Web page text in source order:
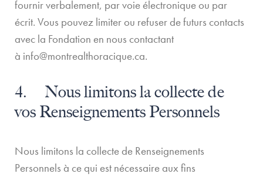
fournir verbalement, par voie électronique ou par
écrit. Vous pouvez limiter ou refuser de futurs contacts
avec la Fondation en nous contactant
à info@montrealthoracique.ca.
4. Nous limitons la collecte de
vos Renseignements Personnels
Nous limitons la collecte de Renseignements
Personnels à ce qui est nécessaire aux fins